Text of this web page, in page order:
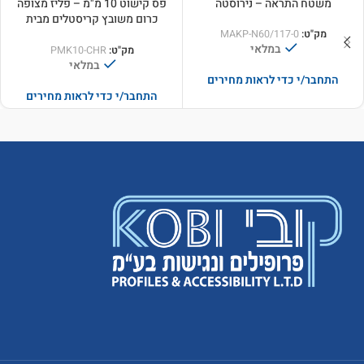
משטח התראה – נירוסטה
מק"ט:MAKP-N60/117-0
במלאי
התחבר/י כדי לראות מחירים
פס קישוט 10 מ"מ – פליז מצופה
כרום משובץ קריסטלים מבית
מק"ט:PMK10-CHR
במלאי
התחבר/י כדי לראות מחירים